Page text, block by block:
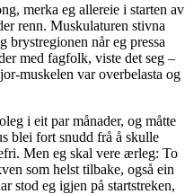
merka eg allereie i starten av
renn. Muskulaturen stivna
brystregionen når eg pressa
med fagfolk, viste det seg –
muskelen var overbelasta og
i eit par månader, og måtte
blei fort snudd frå å skulle
Men eg skal vere ærleg: To
som helst tilbake, også ein
stod eg igjen på startstreken,